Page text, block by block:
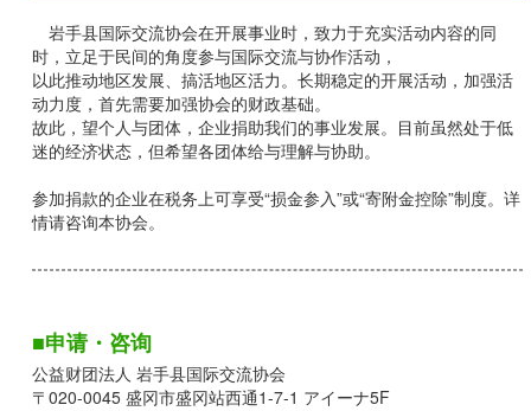
岩手县国际交流协会在开展事业时，致力于充实活动内容的同
时，立足于民间的角度参与国际交流与协作活动，
以此推动地区发展、搞活地区活力。长期稳定的开展活动，加强活
动力度，首先需要加强协会的财政基础。
故此，望个人与团体，企业捐助我们的事业发展。目前虽然处于低
迷的经济状态，但希望各团体给与理解与协助。
参加捐款的企业在税务上可享受“损金参入”或“寄附金控除”制度。详
情请咨询本协会。
■申请・咨询
公益财团法人 岩手县国际交流协会
〒020-0045 盛冈市盛冈站西通1-7-1 アイーナ5F